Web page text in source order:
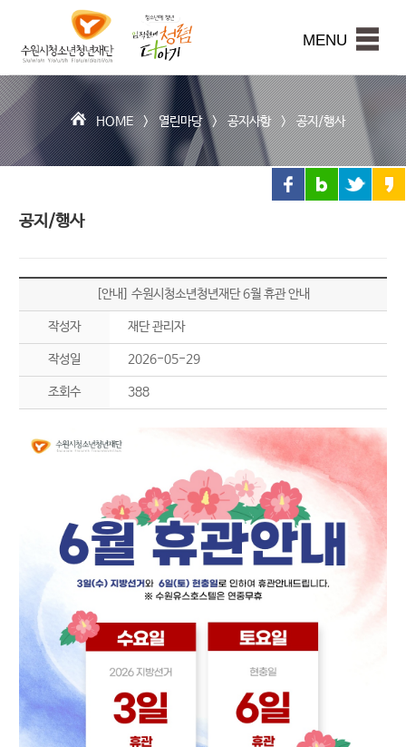
본문내용 바로가기
시
청
소
년
청
년
재
단
MENU
HOME >열린마당>공지사항>공지/행사
공지/행사
[안내] 수원시청소년청년재단 6월 휴관 안내
작성자 재단 관리자
작성일 2026-05-29
조회수 388